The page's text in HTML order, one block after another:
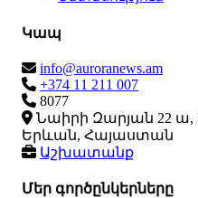
Կապ
info@auroranews.am
+374 11 211 007
8077
Նաիրի Զարյան 22 ա,
Երևան, Հայաստան
Աշխատանք
Մեր գործընկերները